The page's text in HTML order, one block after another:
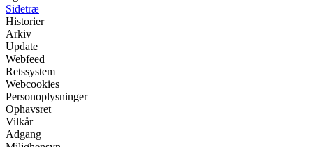
Sidetræ
Historier
Arkiv
Update
Webfeed
Retssystem
Webcookies
Personoplysninger
Ophavsret
Vilkår
Adgang